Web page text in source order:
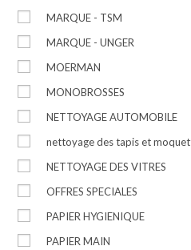
MARQUE - TSM
MARQUE - UNGER
MOERMAN
MONOBROSSES
NETTOYAGE AUTOMOBILE
nettoyage des tapis et
NETTOYAGE DES VITRES
OFFRES SPECIALES
PAPIER HYGIENIQUE
PAPIER MAIN